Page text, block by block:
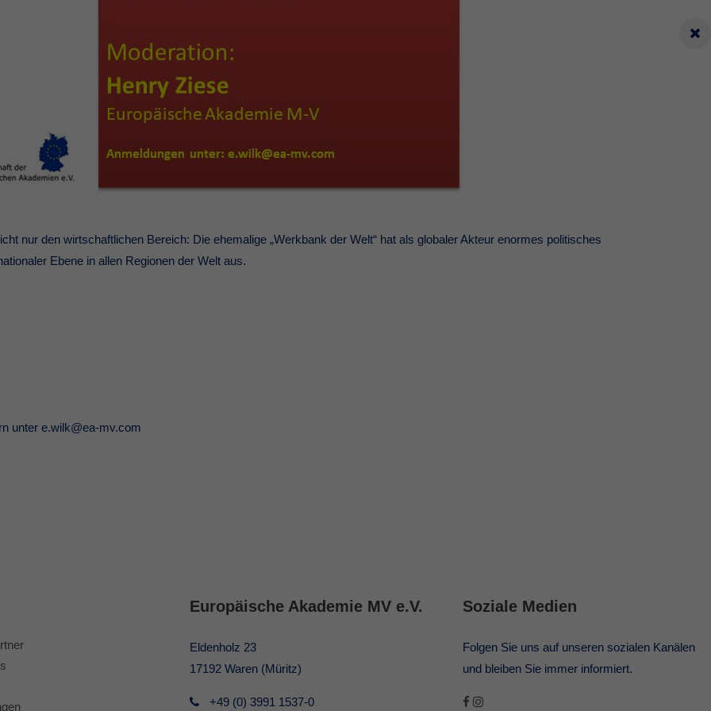
nur den wirtschaftlichen Bereich: Die ehemalige „Werkbank der Welt“ hat als globaler Akteur enormes politisches
Ebene in allen Regionen der Welt aus.
unter e.wilk@ea-mv.com
Europäische Akademie MV e.V.
Eldenholz 23
17192 Waren (Müritz)
+49 (0) 3991 1537-0
Soziale Medien
Folgen Sie uns auf unseren sozialen Kanälen
und bleiben Sie immer informiert.